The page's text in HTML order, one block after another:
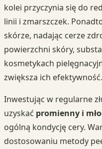
kolei przyczynia się do
linii i zmarszczek.
skórze, nadając cerze
powierzchni skóry,
kosmetykach
zwiększa ich efektywność.
Inwestując w regularne
uzyskać promienny i
ogólną kondycję cery.
dostosowaniu metody